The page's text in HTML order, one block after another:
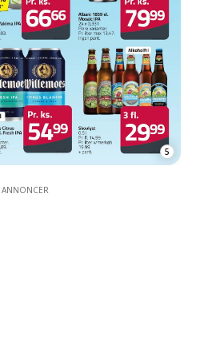
5
ANNONCER